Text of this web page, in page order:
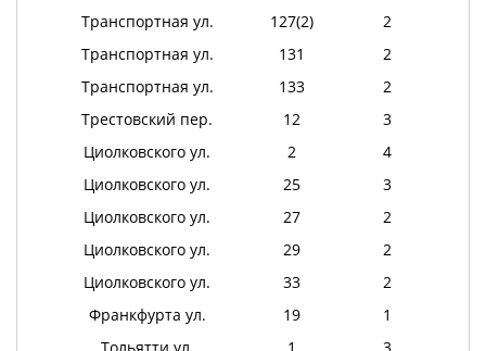
Транспортная ул.
127(2)
2
Транспортная ул.
131
2
Транспортная ул.
133
2
Трестовский пер.
12
3
Циолковского ул.
2
4
Циолковского ул.
25
3
Циолковского ул.
27
2
Циолковского ул.
29
2
Циолковского ул.
33
2
Франкфурта ул.
19
1